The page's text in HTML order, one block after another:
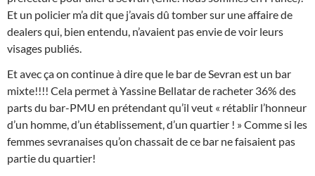
Et un policier m’a dit que j’avais dû tomber sur une affaire de
dealers qui, bien entendu, n’avaient pas envie de voir leurs
visages publiés.
Et avec ça on continue à dire que le bar de Sevran est un bar
mixte!!!! Cela permet à Yassine Bellatar de racheter 36% des
parts du bar-PMU en prétendant qu’il veut « rétablir l’honneur
d’un homme, d’un établissement, d’un quartier ! » Comme si les
femmes sevranaises qu’on chassait de ce bar ne faisaient pas
partie du quartier!